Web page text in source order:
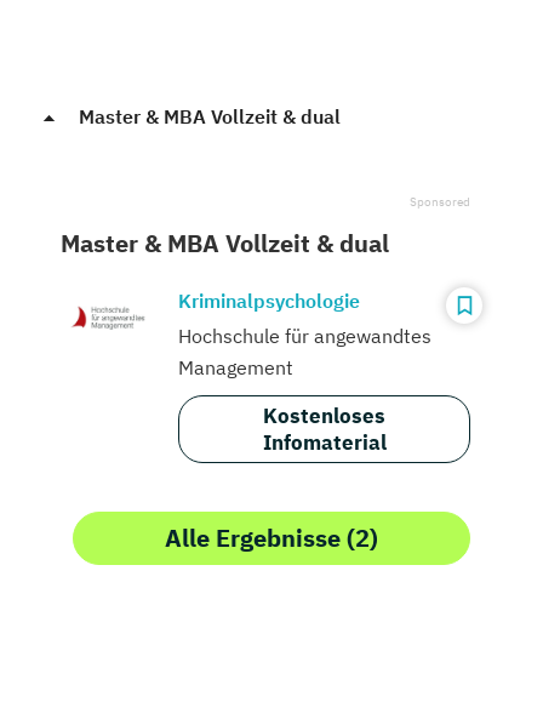
Master & MBA Vollzeit & dual
Master & MBA Vollzeit & dual
Kriminalpsychologie
Hochschule für angewandtes
Management
Kostenloses
Infomaterial
Alle Ergebnisse (2)